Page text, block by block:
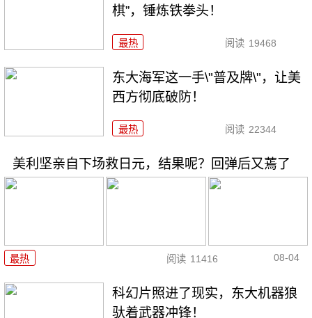
棋”，锤炼铁拳头！
最热 阅读 19468
东大海军这一手\"普及牌\"，让美
西方彻底破防！
最热 阅读 22344
美利坚亲自下场救日元，结果呢？回弹后又蔫了
最热 阅读 11416 08-04
科幻片照进了现实，东大机器狼
驮着武器冲锋！